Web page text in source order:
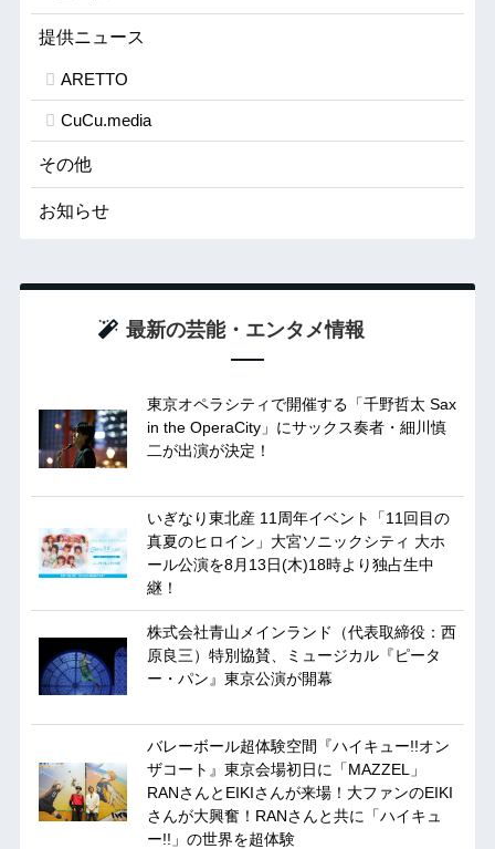
提供ニュース
ARETTO
CuCu.media
その他
お知らせ
最新の芸能・エンタメ情報
東京オペラシティで開催する「千野哲太 Sax
in the OperaCity」にサックス奏者・細川慎
二が出演が決定！
いぎなり東北産 11周年イベント「11回目の
真夏のヒロイン」大宮ソニックシティ 大ホ
ール公演を8月13日(木)18時より独占生中
継！
株式会社青山メインランド（代表取締役：西
原良三）特別協賛、ミュージカル『ピータ
ー・パン』東京公演が開幕
バレーボール超体験空間『ハイキュー!!オン
ザコート』東京会場初日に「MAZZEL」
RANさんとEIKIさんが来場！大ファンのEIKI
さんが大興奮！RANさんと共に「ハイキュ
ー!!」の世界を超体験